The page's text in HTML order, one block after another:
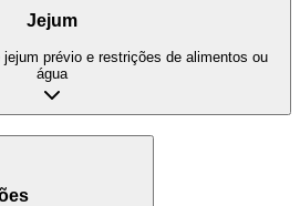
Jejum
prévio e restrições de alimentos ou
água